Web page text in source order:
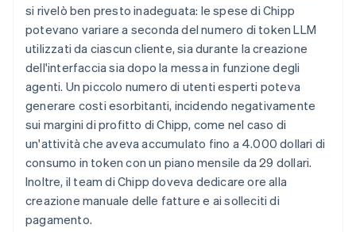
si rivelò ben presto inadeguata: le spese di Chipp
potevano variare a seconda del numero di token LLM
utilizzati da ciascun cliente, sia durante la creazione
dell'interfaccia sia dopo la messa in funzione degli
agenti. Un piccolo numero di utenti esperti poteva
generare costi esorbitanti, incidendo negativamente
sui margini di profitto di Chipp, come nel caso di
un'attività che aveva accumulato fino a 4.000 dollari di
consumo in token con un piano mensile da 29 dollari.
Inoltre, il team di Chipp doveva dedicare ore alla
creazione manuale delle fatture e ai solleciti di
pagamento.